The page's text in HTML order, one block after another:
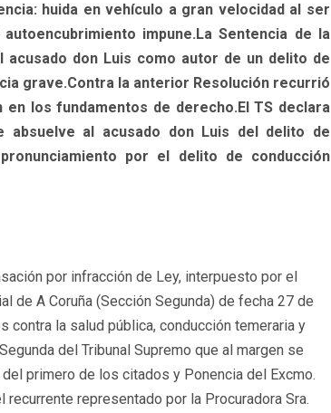
huida en vehículo a gran velocidad al ser
impune.La Sentencia de la
acusado don Luis como autor de un delito de
grave.Contra la anterior Resolución recurrió
los fundamentos de derecho.El TS declara
al acusado don Luis del delito de
por el delito de conducción
por infracción de Ley, interpuesto por el
de A Coruña (Sección Segunda) de fecha 27 de
la salud pública, conducción temeraria y
del Tribunal Supremo que al margen se
primero de los citados y Ponencia del Excmo.
representado por la Procuradora Sra.